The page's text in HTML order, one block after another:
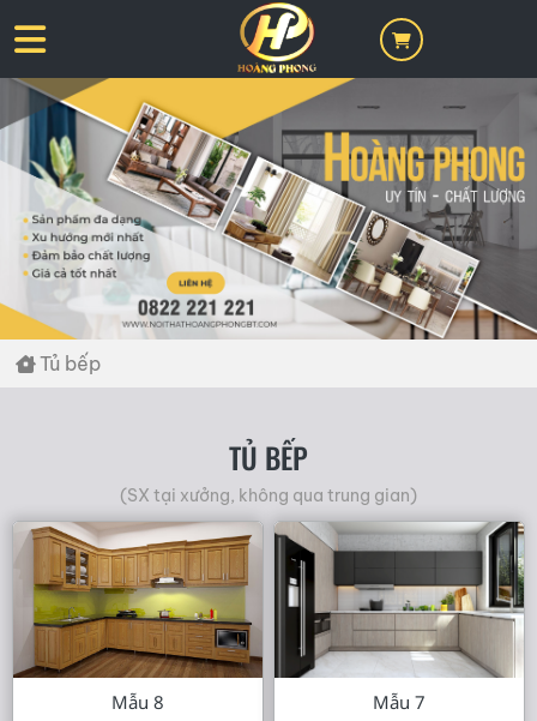
Tủ bếp
TỦ BẾP
(SX tại xưởng, không qua trung gian)
Mẫu 8 Mẫu 7